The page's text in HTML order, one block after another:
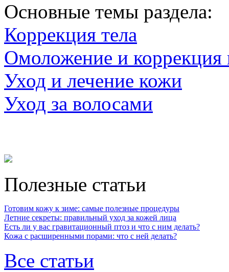
Оcновные темы раздела:
Коррекция тела
Омоложение и коррекция
Уход и лечение кожи
Уход за волосами
Полезные статьи
Готовим кожу к зиме: самые полезные процедуры
Летние секреты: правильный уход за кожей лица
Есть ли у вас гравитационный птоз и что с ним делать?
Кожа с расширенными порами: что с ней делать?
Все статьи